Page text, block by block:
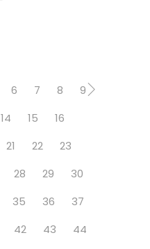
6 7 8
9
14 15
16
21 22
23
28 29
30
35 36
37
42 43
44